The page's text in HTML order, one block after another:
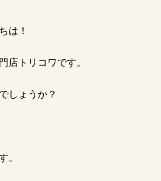
は！
トリコワです。
しょうか？
。